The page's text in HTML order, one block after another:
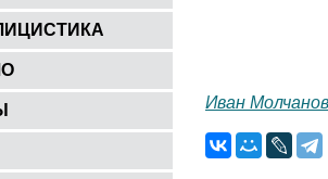
Иван Молчанов